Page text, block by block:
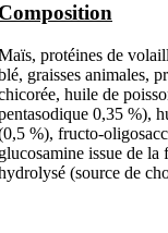
protéines de
graisses animales,
huile de
0,35 %),
%), fructo-
issue de la
(source de